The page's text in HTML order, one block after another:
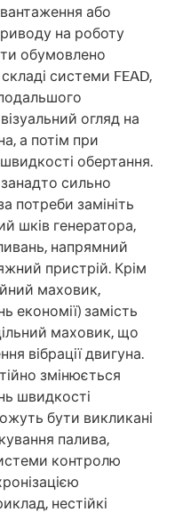
або
на роботу
обумовлено
системи FEAD,
огляд на
а потім при
обертання.
сильно
потреби замініть
шків генератора,
напрямний
пристрій. Крім
маховик,
економії) замість
маховик, що
вібрації двигуна.
змінюється
швидкості
бути викликані
палива,
контролю
нестійкі